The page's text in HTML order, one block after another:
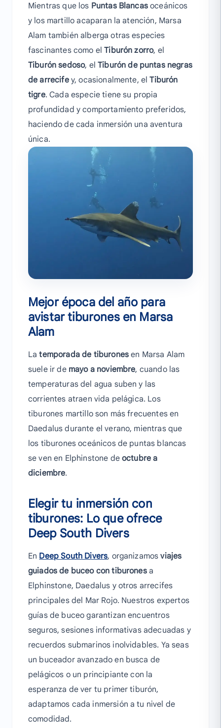
Mientras que los Puntas Blancasoceánicos
y los martillo acaparan la atención, Marsa
Alam también alberga otras especies
fascinantes como elTiburón zorro, el
Tiburón sedoso, elTiburón de puntas negras
de arrecifey, ocasionalmente, elTiburón
tigre. Cada especie tiene su propia
profundidad y comportamiento preferidos,
haciendo de cada inmersión una aventura
única.
Mejor época del año para
avistar tiburones en Marsa
Alam
Latemporada de tiburones en Marsa Alam
suele ir de mayo a noviembre, cuando las
temperaturas del agua suben y las
corrientes atraen vida pelágica. Los
tiburones martillo son más frecuentes en
Daedalus durante el verano, mientras que
los tiburones oceánicos de puntas blancas
se ven en Elphinstone deoctubre a
diciembre.
Elegir tu inmersión con
tiburones: Lo que ofrece
Deep South Divers
En Deep South Divers, organizamosviajes
guiados de buceo con tiburonesa
Elphinstone, Daedalus y otros arrecifes
principales del Mar Rojo. Nuestros expertos
guías de buceo garantizan encuentros
seguros, sesiones informativas adecuadas y
recuerdos submarinos inolvidables. Ya seas
un buceador avanzado en busca de
pelágicos o un principiante con la
esperanza de ver tu primer tiburón,
adaptamos cada inmersión a tu nivel de
comodidad.